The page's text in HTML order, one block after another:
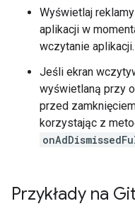
Wyświetlaj
aplikacji w
wczytanie aplikacji.
Jeśli ekran
wyświetlaną przy
przed
korzystając z
Przykłady na Git